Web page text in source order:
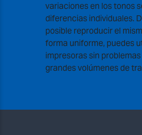
variaciones en los tonos
diferencias individuales.
posible reproducir el
forma uniforme, puedes
impresoras sin
grandes volúmenes de